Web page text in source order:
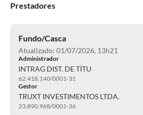
Prestadores
Fundo/Casca
Atualizado: 01/07/2026, 13h21
Administrador
INTRAG DIST. DE TÍTU
62.418.140/0001-31
Gestor
TRUXT INVESTIMENTOS LTDA.
23.890.968/0001-36